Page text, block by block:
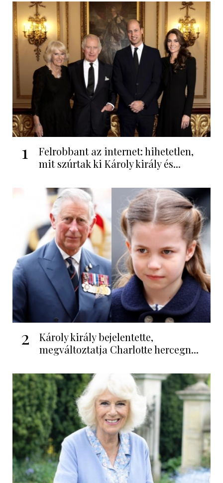
1
Felrobbant az internet: hihetetlen,
mit szúrtak ki Károly király és...
2
Károly király bejelentette,
megváltoztatja Charlotte hercegn...